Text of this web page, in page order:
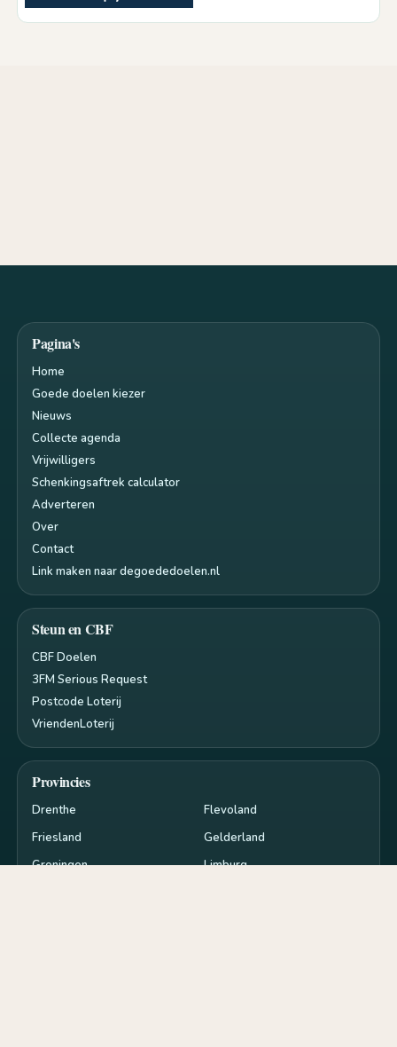
Pagina's
Home
Goede doelen kiezer
Nieuws
Collecte agenda
Vrijwilligers
Schenkingsaftrek calculator
Adverteren
Over
Contact
Link maken naar degoededoelen.nl
Steun en CBF
CBF Doelen
3FM Serious Request
Postcode Loterij
VriendenLoterij
Provincies
Drenthe
Flevoland
Friesland
Gelderland
Groningen
Limburg